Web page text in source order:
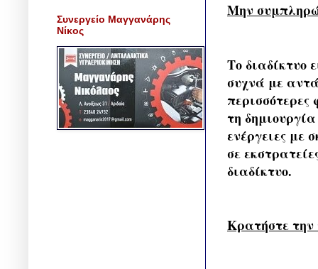
Μην
Το διαδίκτυο
συχνά με
περισσότερες
τη
ενέργειες με
σε
διαδίκτυο.
Κρατήστε την
Συνεργείο Μαγγανάρης
Νίκος